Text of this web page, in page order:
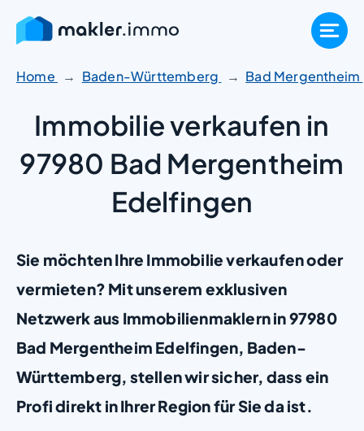
Zum
Inhalt
springen
Home Baden-Württemberg Bad Mergentheim
Immobilie verkaufen in
97980 Bad Mergentheim
Edelfingen
Sie möchten Ihre Immobilie verkaufen oder
vermieten? Mit unserem exklusiven
Netzwerk aus Immobilienmaklern in 97980
Bad Mergentheim Edelfingen, Baden-
Württemberg, stellen wir sicher, dass ein
Profi direkt in Ihrer Region für Sie da ist.